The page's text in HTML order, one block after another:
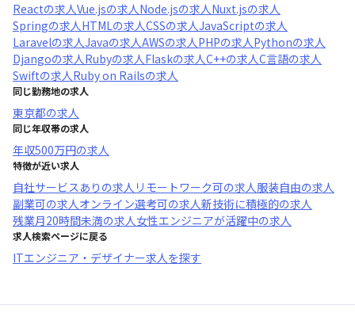
Reactの求人Vue.jsの求人Node.jsの求人Nuxt.jsの求人
Springの求人HTMLの求人CSSの求人JavaScriptの求人
Laravelの求人Javaの求人AWSの求人PHPの求人Pythonの求人
Djangoの求人Rubyの求人Flaskの求人C++の求人C言語の求人
Swiftの求人Ruby on Railsの求人
同じ勤務地の求人
東京都の求人
同じ年収帯の求人
年収500万円の求人
特徴が近い求人
自社サービスあり の求人 リモートワーク可の求人服装自由の求人
副業可の求人オンライン選考可の求人新技術に積極的の求人
残業月20時間未満の求人女性エンジニアが活躍中の求人
求人検索ページに戻る
ITエンジニア・デザイナー求人を探す